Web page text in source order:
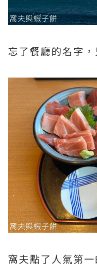
忘了餐廳的名字
窩夫點了人氣第